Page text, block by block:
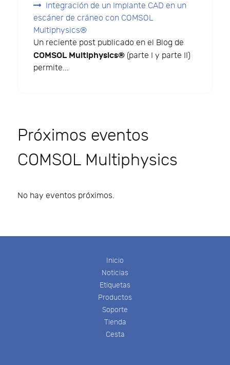
Integración de un Implante CAD en un
escáner de cráneo con COMSOL
Multiphysics®
Un reciente post publicado en el Blog de
COMSOL Multiphysics® (parte I y parte II)
permite...
Próximos eventos
COMSOL Multiphysics
No hay eventos próximos.
Inicio
Noticias
Etiquetas
Productos
Soporte
Tienda
Cesta